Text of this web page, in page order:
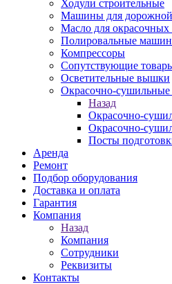
Ходули строительные
Машины для дорожной
Масло для окрасочных
Полировальные
Компрессоры
Сопутствующие
Осветительные вышки
Окрасочно-
Назад
Окрасочно-
Окрасочно-
Посты
Аренда
Ремонт
Подбор оборудования
Доставка и оплата
Гарантия
Компания
Назад
Компания
Сотрудники
Реквизиты
Контакты